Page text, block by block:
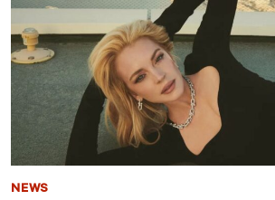
ミ
リ
ー
レ
ス
ト
NEWS